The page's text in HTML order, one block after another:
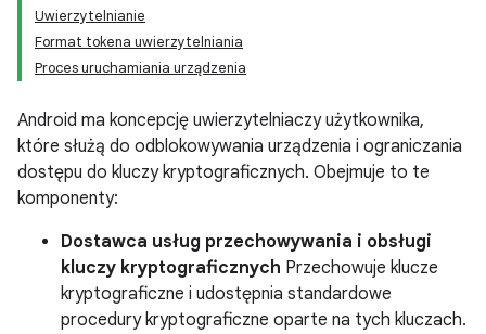
Uwierzytelnianie
Format tokena uwierzytelniania
Proces uruchamiania urządzenia
Android ma koncepcję uwierzytelniaczy użytkownika,
które służą do odblokowywania urządzenia i ograniczania
dostępu do kluczy kryptograficznych. Obejmuje to te
komponenty:
Dostawca usług przechowywania i obsługi
kluczy kryptograficznych Przechowuje klucze
kryptograficzne i udostępnia standardowe
procedury kryptograficzne oparte na tych kluczach.